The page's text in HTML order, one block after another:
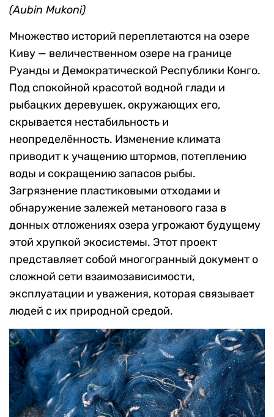
(Aubin Mukoni)
Множество историй переплетаются на озере
Киву — величественном озере на границе
Руанды и Демократической Республики Конго.
Под спокойной красотой водной глади и
рыбацких деревушек, окружающих его,
скрывается нестабильность и
неопределённость. Изменение климата
приводит к учащению штормов, потеплению
воды и сокращению запасов рыбы.
Загрязнение пластиковыми отходами и
обнаружение залежей метанового газа в
донных отложениях озера угрожают будущему
этой хрупкой экосистемы. Этот проект
представляет собой многогранный документ о
сложной сети взаимозависимости,
эксплуатации и уважения, которая связывает
людей с их природной средой.